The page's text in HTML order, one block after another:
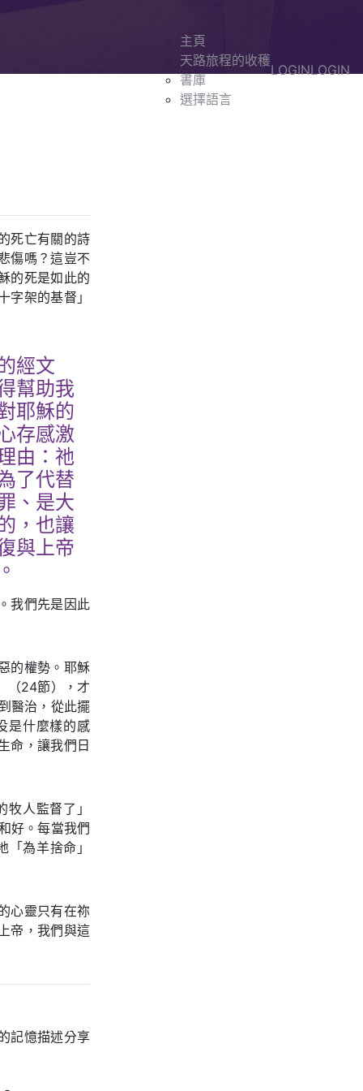
主頁
天路旅程的收穫
書庫
選擇語言
LOGINLOGIN
死亡有關的詩
傷嗎？這豈不
的死是如此的
架的基督」
經文
幫助我
耶穌的
存感激
由：祂
了代替
、是大
，也讓
與上帝
我們先是因此
的權勢。耶穌
（24節），才
醫治，從此擺
是什麼樣的感
命，讓我們日
人監督了」
好。每當我們
為羊捨命」
心靈只有在祢
帝，我們與這
記憶描述分享